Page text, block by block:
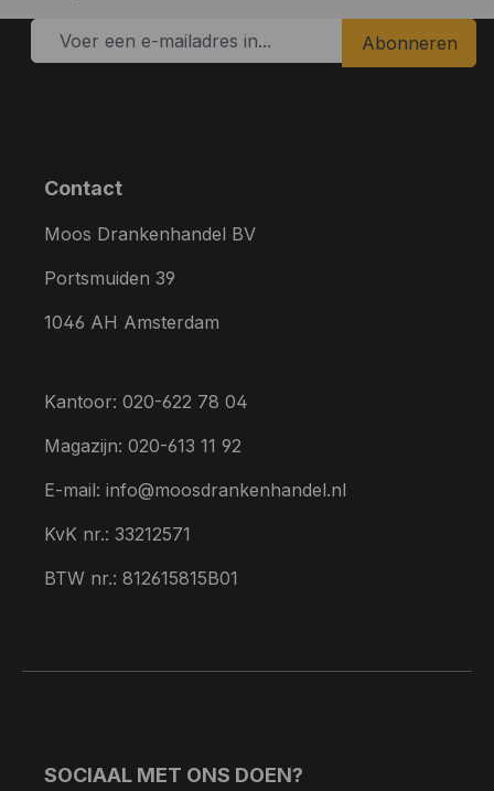
Abonneren
Contact
Moos Drankenhandel BV
Portsmuiden 39
1046 AH Amsterdam
Kantoor: 020-622 78 04
Magazijn: 020-613 11 92
E-mail: info@moosdrankenhandel.nl
KvK nr.: 33212571
BTW nr.: 812615815B01
SOCIAAL MET ONS DOEN?